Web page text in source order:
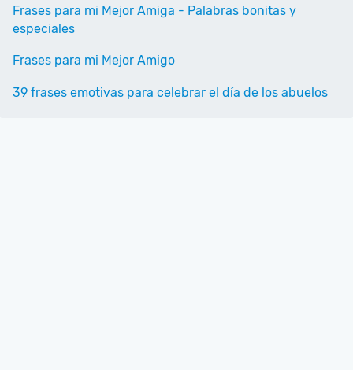
Frases para mi Mejor Amiga - Palabras bonitas y
especiales
Frases para mi Mejor Amigo
39 frases emotivas para celebrar el día de los abuelos